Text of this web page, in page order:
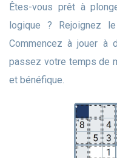
Êtes-vous prêt à plonger dans le monde de la pensée
logique ? Rejoignez
Commencez à jouer à
passez votre temps de
et bénéfique.